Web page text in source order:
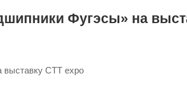
Фугэсы» на
CTT expo